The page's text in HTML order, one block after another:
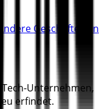
Andere Geschäfte von
Unternehmen,
erfindet.